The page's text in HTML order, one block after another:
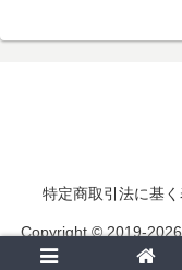
特定商取引法に基
Copyright © 2019-